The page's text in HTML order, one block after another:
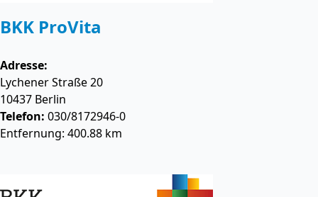
BKK ProVita
Adresse:
Lychener Straße 20
10437 Berlin
Telefon: 030/8172946-0
Entfernung: 400.88 km